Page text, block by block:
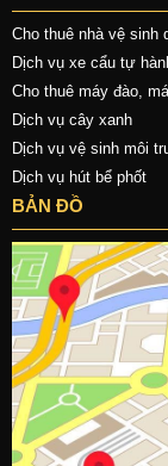
Cho thuê nhà vệ sinh
Dịch vụ xe cẩu tự
Cho thuê máy đào,
Dịch vụ cây xanh
Dịch vụ vệ sinh môi
Dịch vụ hút bể phốt
BẢN ĐỒ